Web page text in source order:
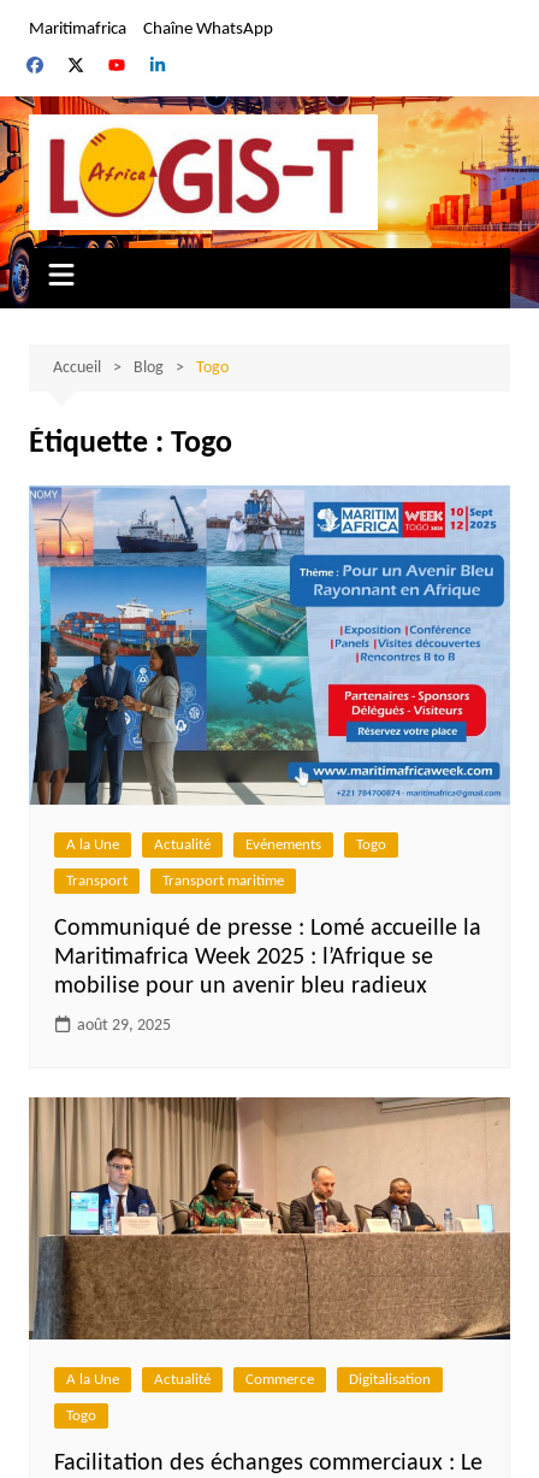
contenu
Maritimafrica Chaîne WhatsApp
Accueil Blog Togo
Étiquette : Togo
A la Une Actualité Evénements Togo
Transport Transport maritime
Communiqué de presse : Lomé accueille la
Maritimafrica Week 2025 : l’Afrique se
mobilise pour un avenir bleu radieux
août 29, 2025
A la Une Actualité Commerce Digitalisation
Togo
Facilitation des échanges commerciaux : Le